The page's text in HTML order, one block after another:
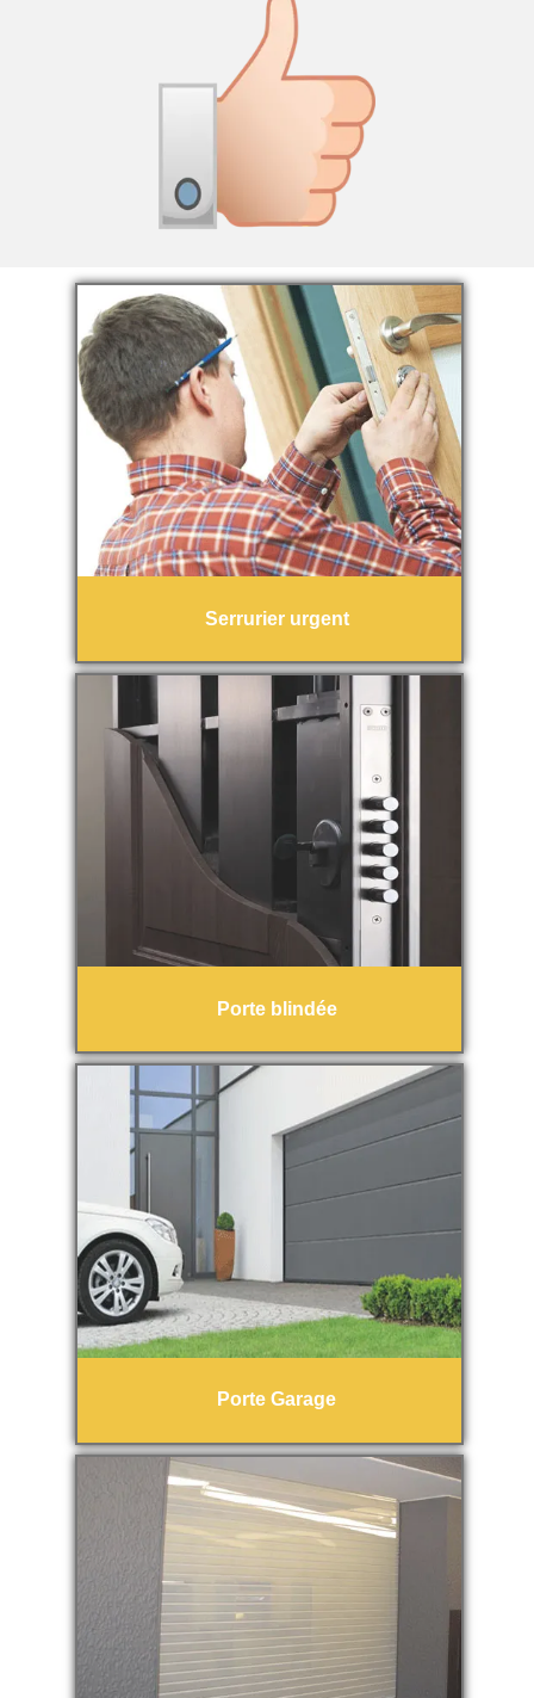
Serrurier urgent
Porte blindée
Porte Garage